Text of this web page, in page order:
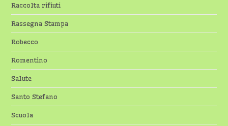
Raccolta rifiuti
Rassegna Stampa
Robecco
Romentino
Salute
Santo Stefano
Scuola